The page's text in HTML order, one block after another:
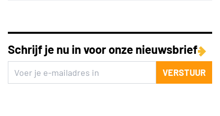
Schrijf je nu in voor onze nieuwsbrief
VERSTUUR